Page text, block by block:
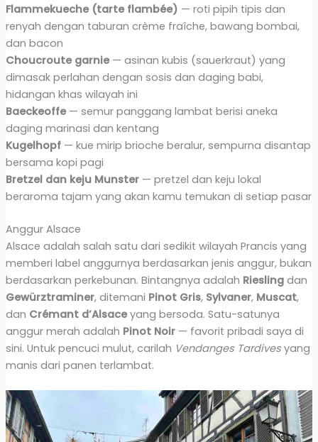
Flammekueche (tarte flambée) — roti pipih tipis dan
renyah dengan taburan crème fraîche, bawang bombai,
dan bacon
Choucroute garnie— asinan kubis (sauerkraut) yang
dimasak perlahan dengan sosis dan daging babi,
hidangan khas wilayah ini
Baeckeoffe— semur panggang lambat berisi aneka
daging marinasi dan kentang
Kugelhopf— kue mirip brioche beralur, sempurna disantap
bersama kopi pagi
Bretzel dan keju Munster— pretzel dan keju lokal
beraroma tajam yang akan kamu temukan di setiap pasar
Anggur Alsace
Alsace adalah salah satu dari sedikit wilayah Prancis yang
memberi label anggurnya berdasarkan jenis anggur, bukan
berdasarkan perkebunan. Bintangnya adalah Rieslingdan
Gewürztraminer, ditemani Pinot Gris, Sylvaner, Muscat,
dan Crémant d’Alsaceyang bersoda. Satu-satunya
anggur merah adalah Pinot Noir— favorit pribadi saya di
sini. Untuk pencuci mulut, carilah Vendanges Tardivesyang
manis dari panen terlambat.